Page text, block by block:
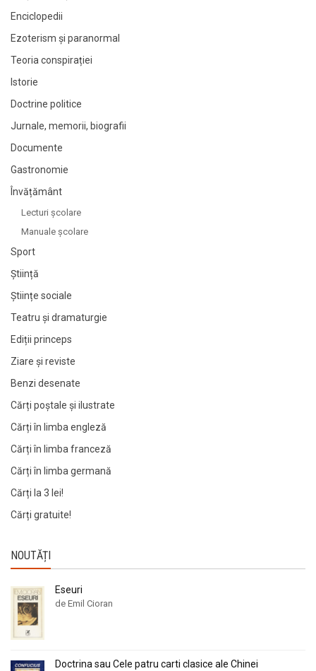
Enciclopedii
Ezoterism și paranormal
Teoria conspirației
Istorie
Doctrine politice
Jurnale, memorii, biografii
Documente
Gastronomie
Învățământ
Lecturi şcolare
Manuale şcolare
Sport
Știință
Științe sociale
Teatru și dramaturgie
Ediții princeps
Ziare şi reviste
Benzi desenate
Cărți poștale și ilustrate
Cărți în limba engleză
Cărți în limba franceză
Cărți în limba germană
Cărți la 3 lei!
Cărți gratuite!
NOUTĂȚI
Eseuri
de Emil Cioran
Doctrina sau Cele patru carti clasice ale Chinei